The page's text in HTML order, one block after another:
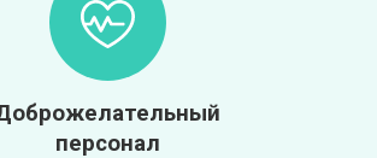
персонал